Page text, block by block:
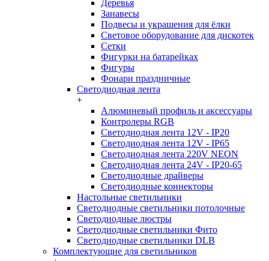
Деревья
Занавесы
Подвесы и украшения для ёлки
Световое оборудование для дискотек
Сетки
Фигурки на батарейках
Фигуры
Фонари праздничные
Светодиодная лента
+
Алюминевый профиль и аксессуары
Контролеры RGB
Светодиодная лента 12V - IP20
Светодиодная лента 12V - IP65
Светодиодная лента 220V NEON
Светодиодная лента 24V - IP20-65
Светодиодные драйверы
Светодиодные коннекторы
Настольные светильники
Светодиодные светильники потолочные
Светодиодные люстры
Светодиодные светильники Фито
Светодиодные светильники DLB
Комплектующие для светильников